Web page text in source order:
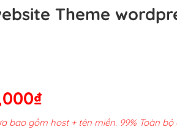
Theme
₫Giá
hiện
tại
bao gồm host + tên miền. 99% Toàn